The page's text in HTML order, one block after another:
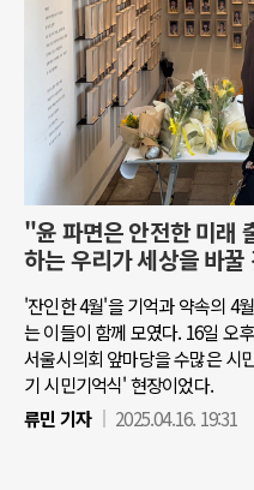
"윤 파면은 안전한 미래
하는 우리가 세상을 바
'잔인한 4월'을 기억과 약속의 4
는 이들이 함께 모였다. 16일 오
서울시의회 앞마당을 수많은 시
기 시민기억식' 현장이었다.
류민 기자
2025.04.16. 19:31